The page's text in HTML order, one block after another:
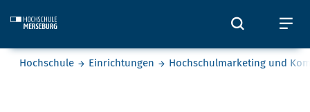
Öffnet
Sie befinden sich hier:
Hochschule Einrichtungen Hochschulmarketing und